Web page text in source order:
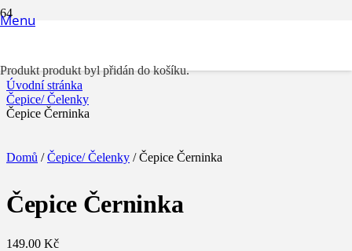
Menu
Produktprodukt byl přidán do košíku.
Úvodní stránka
Čepice/ Čelenky
Čepice Černinka
Domů /Čepice/ Čelenky / Čepice Černinka
Čepice Černinka
149.00 Kč